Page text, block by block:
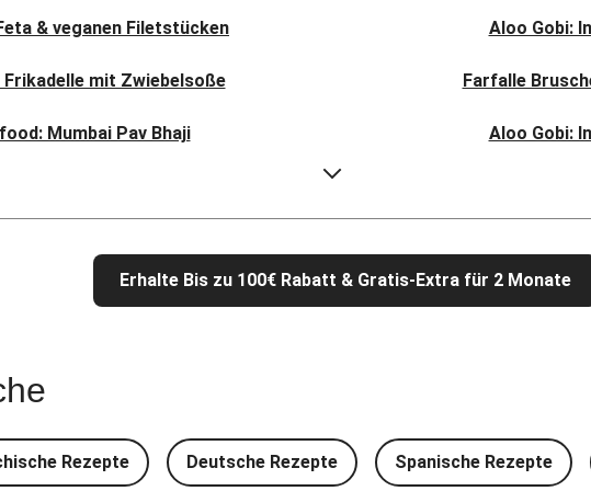
& veganen Filetstücken Aloo Gobi:
Frikadelle mit Zwiebelsoße Farfalle
Mumbai Pav Bhaji Aloo Gobi:
Beyond Meat Frikadelle Buttrige
mit Kartoffeln und Salat
und Babyspinat Scharfe Linsensuppe
Erhalte Bis zu 100€ Rabatt & Gratis-Extra für 2 Monate
Rezepte Deutsche Rezepte Spanische Rezepte